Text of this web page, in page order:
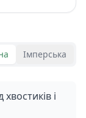
Імперська
і